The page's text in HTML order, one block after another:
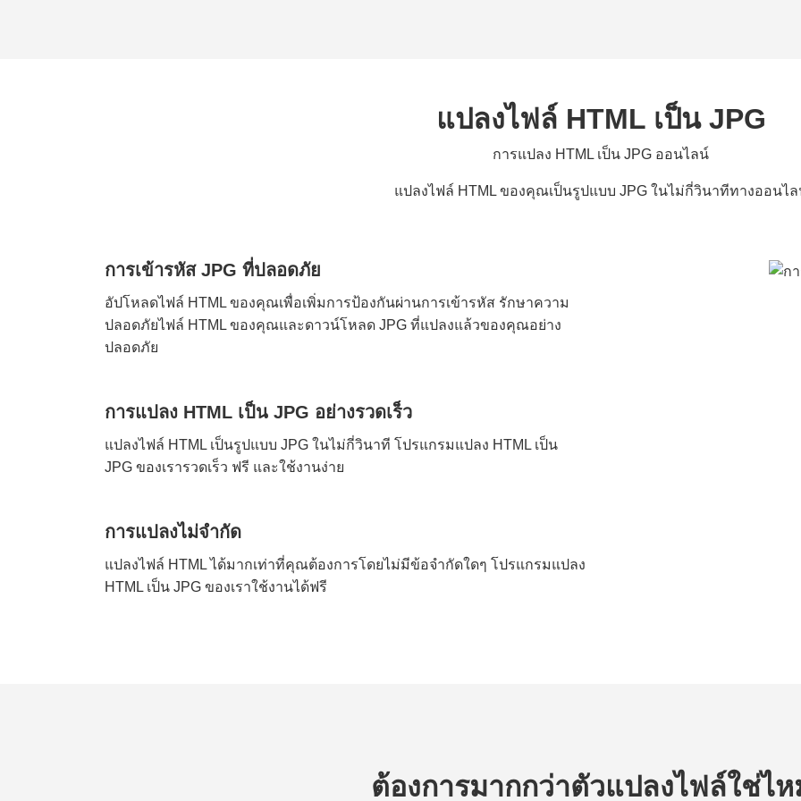
แปลงไฟล์ HTML เป็น JPG
การแปลง HTML เป็น JPG ออนไลน์
แปลงไฟล์ HTML ของคุณเป็นรูปแบบ JPG ในไม่กี่วินาทีทางออนไ
การเข้ารหัส JPG ที่ปลอดภัย
อัปโหลดไฟล์ HTML ของคุณเพื่อเพิ่มการป้องกันผ่านการเข้ารหัส รักษาความ
ปลอดภัยไฟล์ HTML ของคุณและดาวน์โหลด JPG ที่แปลงแล้วของคุณอย่าง
ปลอดภัย
การแปลง HTML เป็น JPG อย่างรวดเร็ว
แปลงไฟล์ HTML เป็นรูปแบบ JPG ในไม่กี่วินาที โปรแกรมแปลง HTML เป็น
JPG ของเรารวดเร็ว ฟรี และใช้งานง่าย
การแปลงไม่จำกัด
แปลงไฟล์ HTML ได้มากเท่าที่คุณต้องการโดยไม่มีข้อจำกัดใดๆ โปรแกรมแปลง
HTML เป็น JPG ของเราใช้งานได้ฟรี
ต้องการมากกว่าตัวแปลงไฟล์ใช่ไ